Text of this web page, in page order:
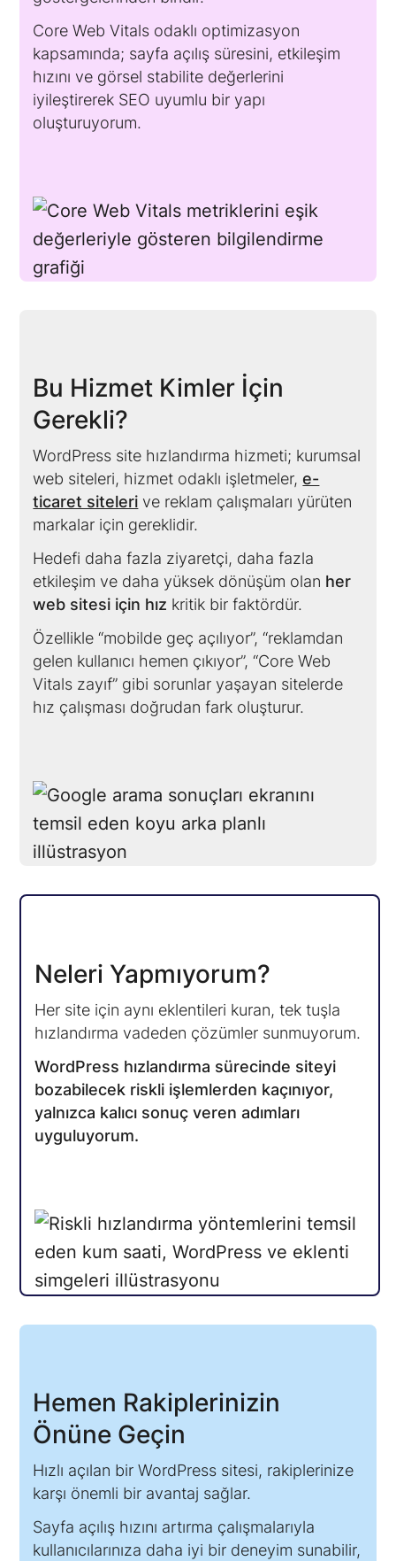
Core Web Vitals odaklı optimizasyon
kapsamında; sayfa açılış süresini, etkileşim
hızını ve görsel stabilite değerlerini
iyileştirerek SEO uyumlu bir yapı
oluşturuyorum.
Bu Hizmet Kimler İçin
Gerekli?
WordPress site hızlandırma hizmeti; kurumsal
web siteleri, hizmet odaklı işletmeler,e-
ticaret siteleri ve reklam çalışmaları yürüten
markalar için gereklidir.
Hedefi daha fazla ziyaretçi, daha fazla
etkileşim ve daha yüksek dönüşüm olan her
web sitesi için hız kritik bir faktördür.
Özellikle “mobilde geç açılıyor”, “reklamdan
gelen kullanıcı hemen çıkıyor”, “Core Web
Vitals zayıf” gibi sorunlar yaşayan sitelerde
hız çalışması doğrudan fark oluşturur.
Neleri Yapmıyorum?
Her site için aynı eklentileri kuran, tek tuşla
hızlandırma vadeden çözümler sunmuyorum.
WordPress hızlandırma sürecinde siteyi
bozabilecek riskli işlemlerden kaçınıyor,
yalnızca kalıcı sonuç veren adımları
uyguluyorum.
Hemen Rakiplerinizin
Önüne Geçin
Hızlı açılan bir WordPress sitesi, rakiplerinize
karşı önemli bir avantaj sağlar.
Sayfa açılış hızını artırma çalışmalarıyla
kullanıcılarınıza daha iyi bir deneyim sunabilir,